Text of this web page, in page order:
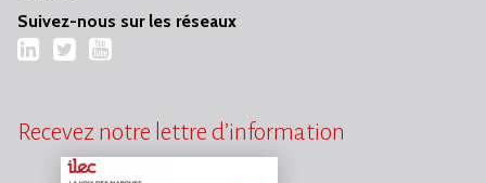
Suivez-nous sur les réseaux
LinkedIn
TwitterYouTube
Recevez notre lettre d’information